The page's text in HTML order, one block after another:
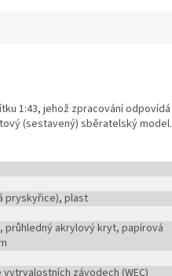
1:43, jehož zpracování odpovídá
(sestavený) sběratelský model.
pryskyřice), plast
akrylový kryt, papírová
závodech (WEC)